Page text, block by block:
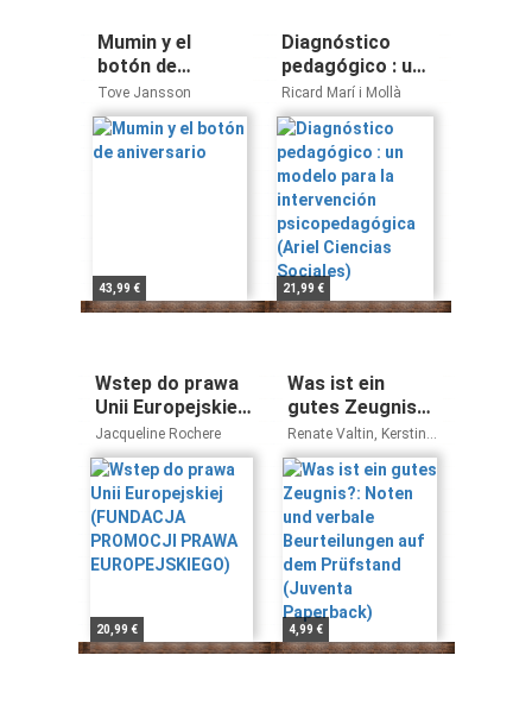
Mumin y el
botón de
aniversario
Tove Jansson
43,99 €
Diagnóstico
pedagógico : un
modelo para la
intervención
psicopedagógica
(Ariel Ciencias
Sociales)
Ricard Marí i Mollà
21,99 €
Wstep do prawa
Unii Europejskiej
(FUNDACJA
PROMOCJI
PRAWA
EUROPEJSKIEGO)
Jacqueline Rochere
20,99 €
Was ist ein
gutes Zeugnis?:
Noten und
verbale
Beurteilungen
auf dem
Prüfstand
(Juventa
Paperback)
Renate Valtin, Kerstin
Darge, Humboldt-
Universität zu Berlin,
Heidrun Rosenfeld,
Corinna Schmude,
Oliver Thiel, Matthea
Wagener, Christine
Wagner
4,99 €